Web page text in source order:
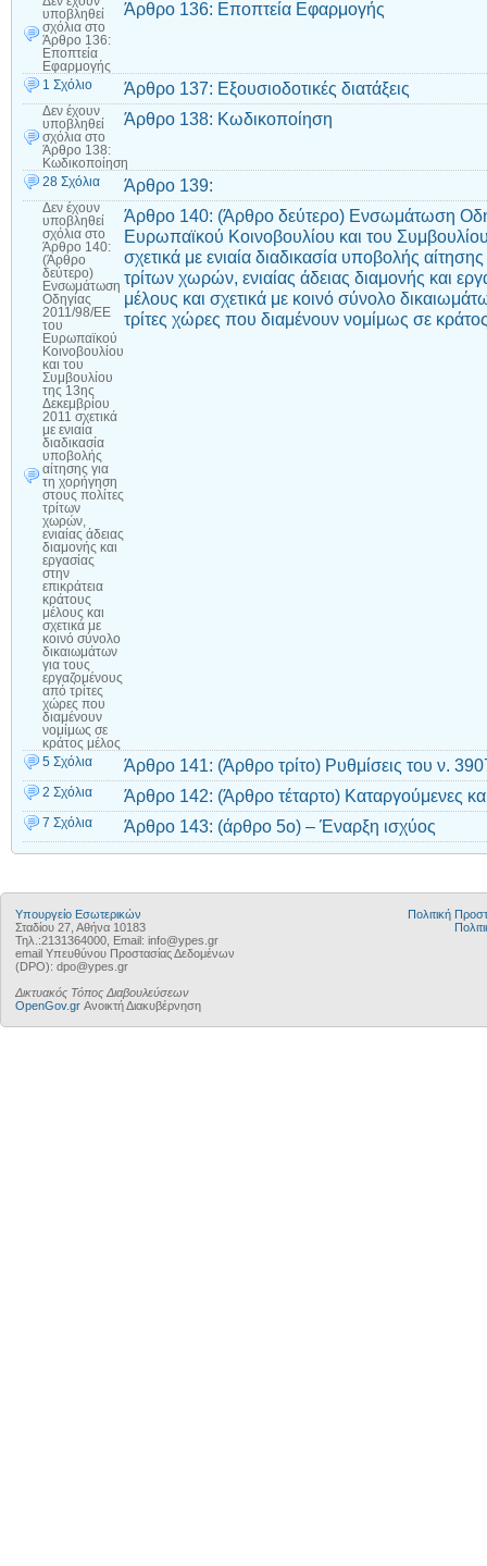
υποβληθεί
σχόλια στο
Άρθρο 136:
Εποπτεία
Εφαρμογής
Άρθρο 136: Εποπτεία Εφαρμογής
1 Σχόλιο Άρθρο 137: Εξουσιοδοτικές διατάξεις
Δεν έχουν
υποβληθεί
σχόλια στο
Άρθρο 138:
Κωδικοποίηση
Άρθρο 138: Κωδικοποίηση
28 Σχόλια Άρθρο 139:
Δεν έχουν
υποβληθεί
σχόλια στο
Άρθρο 140:
(Άρθρο
δεύτερο)
Ενσωμάτωση
Οδηγίας
2011/98/ΕΕ
του
Ευρωπαϊκού
Κοινοβουλίου
και του
Συμβουλίου
της 13ης
Δεκεμβρίου
2011 σχετικά
με ενιαία
διαδικασία
υποβολής
αίτησης για
τη χορήγηση
στους πολίτες
τρίτων
χωρών,
ενιαίας άδειας
διαμονής και
εργασίας
στην
επικράτεια
κράτους
μέλους και
σχετικά με
κοινό σύνολο
δικαιωμάτων
για τους
εργαζομένους
από τρίτες
χώρες που
διαμένουν
νομίμως σε
κράτος μέλος
Άρθρο 140: (Άρθρο δεύτερο) Ενσωμάτωση
Ευρωπαϊκού Κοινοβουλίου και του
σχετικά με ενιαία διαδικασία υποβολής
τρίτων χωρών, ενιαίας άδειας διαμονής και
μέλους και σχετικά με κοινό σύνολο
τρίτες χώρες που διαμένουν νομίμως σε
5 Σχόλια Άρθρο 141: (Άρθρο τρίτο) Ρυθμίσεις του ν.
2 Σχόλια Άρθρο 142: (Άρθρο τέταρτο) Καταργούμενες και
7 Σχόλια Άρθρο 143: (άρθρο 5ο) – Έναρξη ισχύος
Υπουργείο Εσωτερικών
Σταδίου 27, Αθήνα 10183
Τηλ.:2131364000, Email: info@ypes.gr
email Υπευθύνου Προστασίας Δεδομένων
(DPO): dpo@ypes.gr
Δικτυακός Τόπος Διαβουλεύσεων
OpenGov.gr Ανοικτή Διακυβέρνηση
Πολιτική